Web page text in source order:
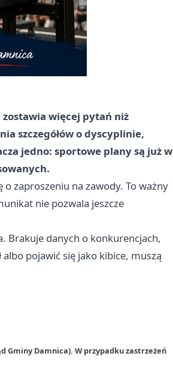
więcej pytań niż
szczegółów o dyscyplinie,
jedno: sportowe plany są już w
zaproszeniu na zawody. To ważny
nie pozwala jeszcze
Brakuje danych o konkurencjach,
pojawić się jako kibice, muszą
Gminy Damnica). W przypadku zastrzeżeń